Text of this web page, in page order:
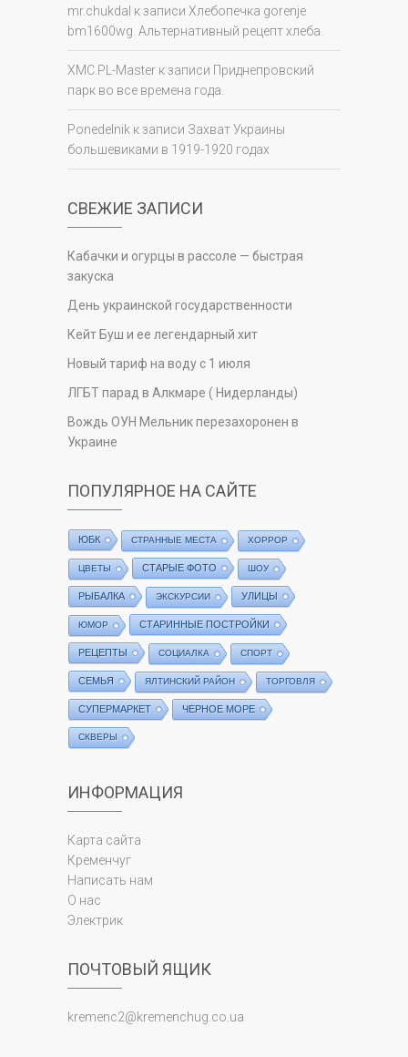
mr.chukdal к записи Хлебопечка gorenje
bm1600wg. Альтернативный рецепт хлеба.
XMC.PL-Master к записи Приднепровский
парк во все времена года.
Ponedelnik к записи Захват Украины
большевиками в 1919-1920 годах
СВЕЖИЕ ЗАПИСИ
Кабачки и огурцы в рассоле — быстрая
закуска
День украинской государственности
Кейт Буш и ее легендарный хит
Новый тариф на воду с 1 июля
ЛГБТ парад в Алкмаре ( Нидерланды)
Вождь ОУН Мельник перезахоронен в
Украине
ПОПУЛЯРНОЕ НА САЙТЕ
ЮБК СТРАННЫЕ МЕСТА ХОРРОР
ЦВЕТЫ СТАРЫЕ ФОТО ШОУ
РЫБАЛКА ЭКСКУРСИИ УЛИЦЫ
ЮМОР СТАРИННЫЕ ПОСТРОЙКИ
РЕЦЕПТЫ СОЦИАЛКА СПОРТ
СЕМЬЯ ЯЛТИНСКИЙ РАЙОН ТОРГОВЛЯ
СУПЕРМАРКЕТ ЧЕРНОЕ МОРЕ
СКВЕРЫ
ИНФОРМАЦИЯ
Карта сайта
Кременчуг
Написать нам
О нас
Электрик
ПОЧТОВЫЙ ЯЩИК
kremenc2@kremenchug.co.ua